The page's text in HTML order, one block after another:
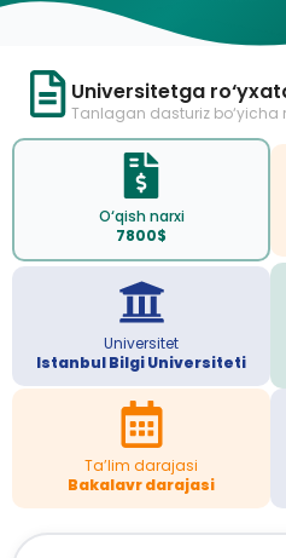
Universitetga
Tanlagan dasturiz bo‘yicha
O‘qish narxi
7800$
Universitet
Istanbul Bilgi Universiteti
Ta’lim darajasi
Bakalavr darajasi